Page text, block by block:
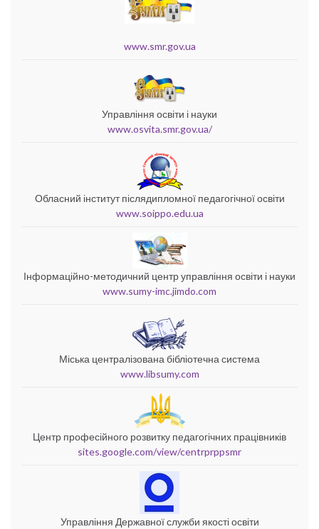
www.smr.gov.ua
Управління освіти і науки
www.osvita.smr.gov.ua/
Обласний інститут післядипломної педагогічної освіти
www.soippo.edu.ua
Інформаційно-методичний центр управління освіти і науки
www.sumy-imc.jimdo.com
Міська централізована бібліотечна система
www.libsumy.com
Центр професійного розвитку педагогічних працівників
sites.google.com/view/centrprppsmr
Управління Державної служби якості освіти